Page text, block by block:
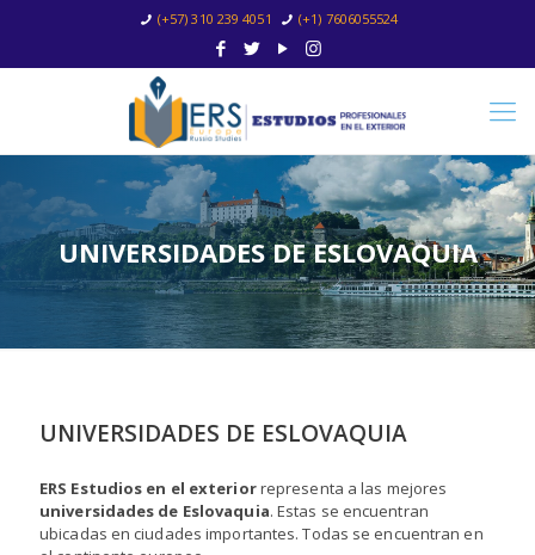
(+57) 310 239 4051 (+1) 7606055524
UNIVERSIDADES DE ESLOVAQUIA
UNIVERSIDADES DE ESLOVAQUIA
ERS Estudios en el exteriorrepresenta a las mejores
universidades de Eslovaquia. Estas se encuentran
ubicadas en ciudades importantes. Todas se encuentran en